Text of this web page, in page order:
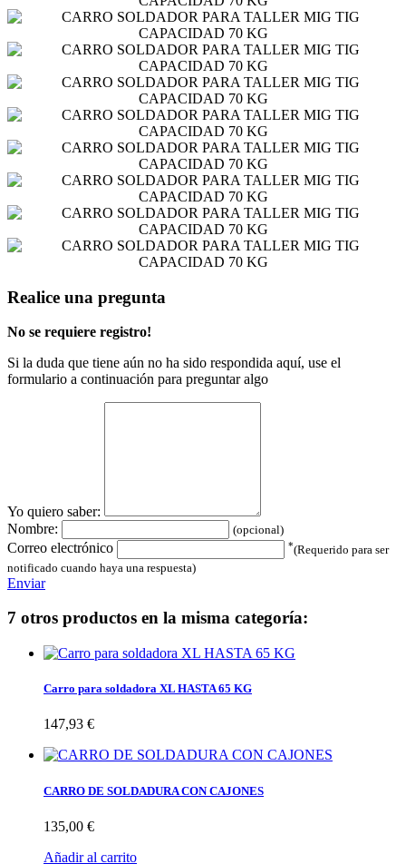
Realice una pregunta
No se requiere registro!
Si la duda que tiene aún no ha sido respondida aquí, use el
formulario a continuación para preguntar algo
Yo quiero saber:
Nombre:
(opcional)
Correo electrónico *(Requerido para ser
notificado cuando haya una respuesta)
Enviar
7 otros productos en la misma categoría:
Carro para soldadora XL HASTA 65 KG
147,93 €
CARRO DE SOLDADURA CON CAJONES
135,00 €
Añadir al carrito